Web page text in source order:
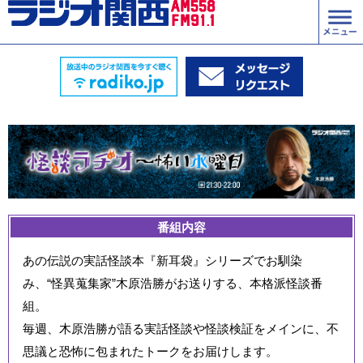
番組内容
あの伝説の実話怪談本『新耳袋』シリーズでお馴染
み、“怪異蒐集家”木原浩勝がお送りする、本格派怪談番
組。
毎週、木原浩勝が語る実話怪談や怪談検証をメインに、不
思議と恐怖に包まれたトークをお届けします。